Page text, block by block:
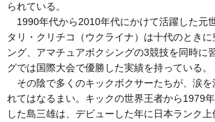
られている。
1990年代から2010年代にかけて活躍した元
タリ・クリチコ（ウクライナ）は十代のとき
ング、アマチュアボクシングの3競技を同時に
グでは国際大会で優勝した実績を持っている。
その陰で多くのキックボクサーたちが、涙を
れてはなるまい。キックの世界王者から1979
した島三雄は、デビューした年に日本ランク